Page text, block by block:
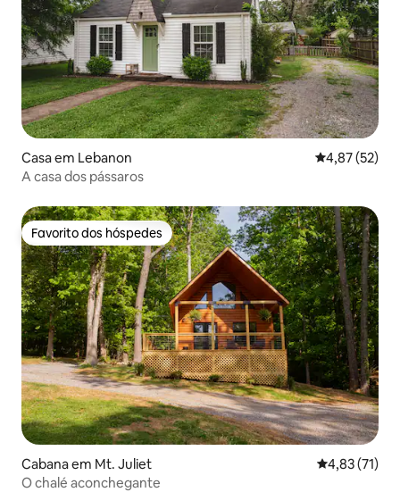
Casa em Lebanon Classificação
4,87 (52)
A casa dos pássaros
Favorito dos hóspedes
Favorito dos hóspedes
Cabana em Mt. Juliet Classificação
4,83 (71)
O chalé aconchegante